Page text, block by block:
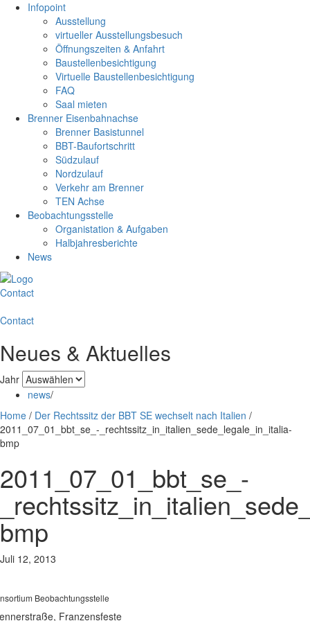
Infopoint
Ausstellung
virtueller Ausstellungsbesuch
Öffnungszeiten & Anfahrt
Baustellenbesichtigung
Virtuelle Baustellenbesichtigung
FAQ
Saal mieten
Brenner Eisenbahnachse
Brenner Basistunnel
BBT-Baufortschritt
Südzulauf
Nordzulauf
Verkehr am Brenner
TEN Achse
Beobachtungsstelle
Organistation & Aufgaben
Halbjahresberichte
News
Contact
Contact
Neues & Aktuelles
Jahr
news/
Home / Der Rechtssitz der BBT SE wechselt nach Italien /
2011_07_01_bbt_se_-_rechtssitz_in_italien_sede_legale_in_italia-
bmp
2011_07_01_bbt_se_-
bmp
Juli 12, 2013
Beobachtungsstelle
Franzensfeste